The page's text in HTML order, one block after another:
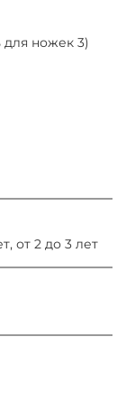
для ножек 3)
от 2 до 3 лет